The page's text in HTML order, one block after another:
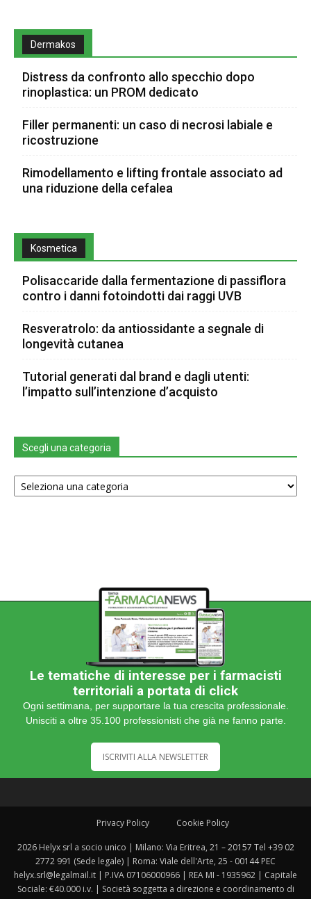
Dermakos
Distress da confronto allo specchio dopo
rinoplastica: un PROM dedicato
Filler permanenti: un caso di necrosi labiale e
ricostruzione
Rimodellamento e lifting frontale associato ad
una riduzione della cefalea
Kosmetica
Polisaccaride dalla fermentazione di passiflora
contro i danni fotoindotti dai raggi UVB
Resveratrolo: da antiossidante a segnale di
longevità cutanea
Tutorial generati dal brand e dagli utenti:
l’impatto sull’intenzione d’acquisto
Scegli una categoria
Scegli
una
Le tematiche di interesse per i farmacisti
territoriali a portata di click
Ogni settimana, per supportare la tua crescita professionale.
Unisciti a oltre 35.100 professionisti che già ne fanno parte.
ISCRIVITI ALLA NEWSLETTER
Privacy Policy Cookie Policy
2026 Helyx srl a socio unico | Milano: Via Eritrea, 21 – 20157 Tel +39 02
2772 991 (Sede legale) | Roma: Viale dell'Arte, 25 - 00144 PEC
helyx.srl@legalmail.it | P.IVA 07106000966 | REA MI - 1935962 | Capitale
Sociale: €40.000 i.v. | Società soggetta a direzione e coordinamento di